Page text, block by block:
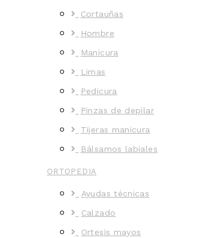
Cortauñas
Hombre
Manicura
Limas
Pedicura
Pinzas de depilar
Tijeras manicura
Bálsamos labiales
ORTOPEDIA
Ayudas técnicas
Calzado
Ortesis mayos